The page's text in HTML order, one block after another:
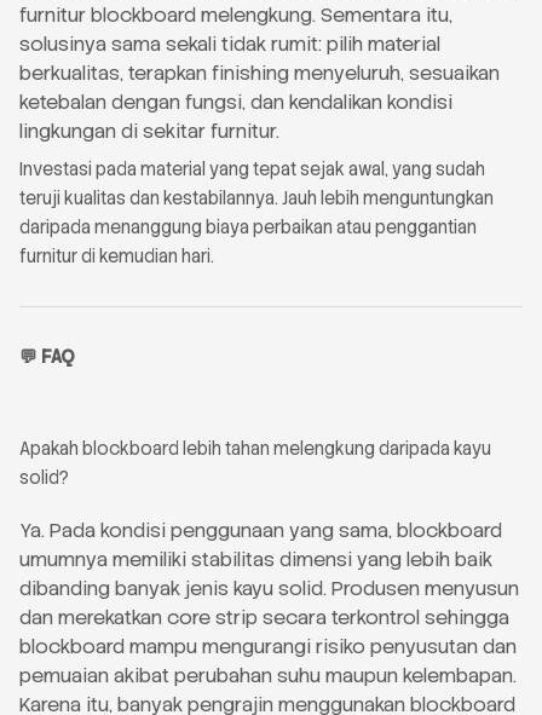
furnitur blockboard melengkung. Sementara itu,
solusinya sama sekali tidak rumit: pilih material
berkualitas, terapkan finishing menyeluruh, sesuaikan
ketebalan dengan fungsi, dan kendalikan kondisi
lingkungan di sekitar furnitur.
Investasi pada material yang tepat sejak awal, yang sudah
teruji kualitas dan kestabilannya. Jauh lebih menguntungkan
daripada menanggung biaya perbaikan atau penggantian
furnitur di kemudian hari.
💬 FAQ
Apakah blockboard lebih tahan melengkung daripada kayu
solid?
Ya. Pada kondisi penggunaan yang sama, blockboard
umumnya memiliki stabilitas dimensi yang lebih baik
dibanding banyak jenis kayu solid.Produsen menyusun
dan merekatkan core strip secara terkontrol sehingga
blockboard mampu mengurangi risiko penyusutan dan
pemuaian akibat perubahan suhu maupun kelembapan.
Karena itu, banyak pengrajin menggunakan blockboard